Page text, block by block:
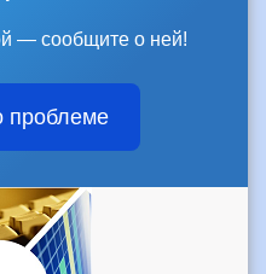
— сообщите о ней!
проблеме